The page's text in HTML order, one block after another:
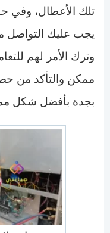
تلك الأعطال، وفي
يجب عليك التواصل
وترك الأمر لهم
ممكن والتأكد من
بجدة بأفضل شكل